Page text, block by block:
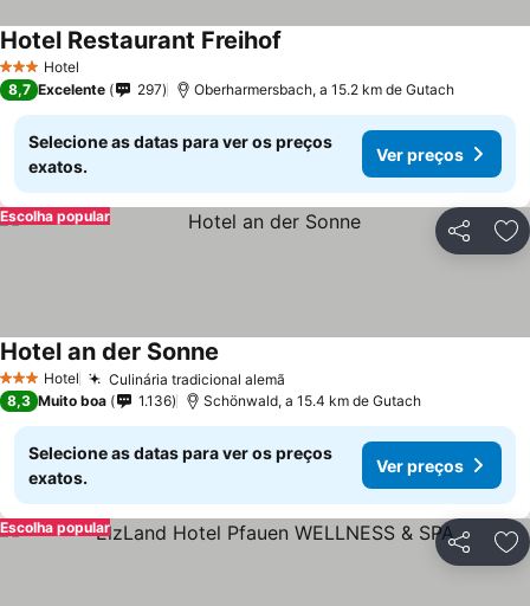
3 EstrelasHotel
Hotel Restaurant Freihof
8,7 Excelente 297 Oberharmersbach, a 15.2 km de Gutach
Selecione as datas para ver os preços
exatos.
Ver preços
Partilhar
Escolha popular
3 EstrelasHotel Culinária tradicional alemã
Hotel an der Sonne
8,3 Muito boa 1.136 Schönwald, a 15.4 km de Gutach
Selecione as datas para ver os preços
exatos.
Ver preços
Partilhar
Escolha popular